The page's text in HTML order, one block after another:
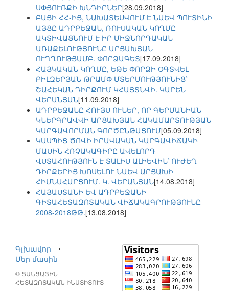
ՍՓՅՈՒՌՔԻ ԽՆԴԻՐՆԵՐ[28.09.2018]
ԲԱՑԻ ՀՀ-ԻՑ, ՆԱԽԱՏԵՍՎՈՒՄ Է ՆԱԵՎ ՊՈՒՏԻՆԻ
ԱՅՑԸ ԱԴՐԲԵՋԱՆ, ՌՈՒՍԱԿԱՆ ԿՈՂՄԸ
ԱԿՏԻՎԱՑՆՈՒՄ Է ԻՐ ՄԻՋՆՈՐԴԱԿԱՆ
ԱՌԱՔԵԼՈՒԹՅՈՒՆԸ ԱՐՑԱԽՅԱՆ
ՈՒՂՂՈՒԹՅԱՄԲ. ՓՈՐՁԱԳԵՏ[17.09.2018]
ՀԱՅԿԱԿԱՆ ԿՈՂՄԸ, ԵԹԵ ՓՈՐՁԻ ՕԳՏՎԵԼ
ԲԻԼԶԵՐՅԱՆ-ԹՐԱՄՓ ՄՏԵՐՄՈՒԹՅՈՒՆԻՑ՝
ՇԱՀԵԿԱՆ ԴԻՐՔՈՒՄ ԿՀԱՅՏՆՎԻ. ԿԱՐԵՆ
ՎԵՐԱՆՅԱՆ[11.09.2018]
ԱԴՐԲԵՋԱՆԸ ՀՈՒՅՍ ՈՒՆԵՐ, ՈՐ ԳԵՐՄԱՆԻԱՆ
ԿՆԵՐԳՐԱՎՎԻ ԱՐՑԱԽՅԱՆ ՀԱԿԱՄԱՐՏՈՒԹՅԱՆ
ԿԱՐԳԱՎՈՐՄԱՆ ԳՈՐԾԸՆԹԱՑՈՒՄ[05.09.2018]
ԿԱՍՊԻՑ ԾՈՎԻ ԻՐԱՎԱԿԱՆ ԿԱՐԳԱՎԻՃԱԿԻ
ՄԱՍԻՆ ՀՌՉԱԿԱԳԻՐԸ ԱՎԵԼՈՐԴ
ՎՍՏԱՀՈՒԹՅՈՒՆ Է ՏԱԼԻՍ ԱԼԻԵՎԻՆ՝ ՈՒԺԵՂ
ԴԻՐՔԵՐԻՑ ԽՈՍԵԼՈՒ ՆԱԵՎ ԱՐՑԱԽԻ
ՀԻՄՆԱՀԱՐՑՈՒՄ. Կ. ՎԵՐԱՆՅԱՆ[14.08.2018]
ՀԱՅԱՍՏԱՆԻ ԵՎ ԱԴՐԲԵՋԱՆԻ
ԳԻՏԱՀԵՏԱԶՈՏԱԿԱՆ ՎԻՃԱԿԱԳՐՈՒԹՅՈՒՆԸ
2008-2018ԹԹ.[13.08.2018]
Գլխավոր
⋅
Մեր մասին
© ՑԱՆՑԱՅԻՆ
ՀԵՏԱԶՈՏԱԿԱՆ ԻՆՍՏԻՏՈՒՏ